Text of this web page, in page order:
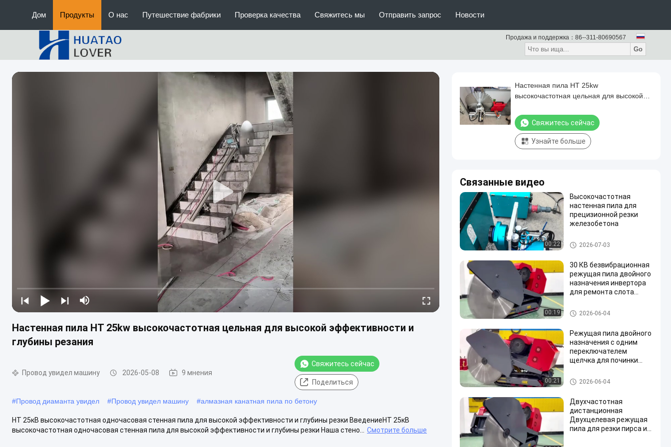
Дом Продукты О нас Путешествие фабрики Проверка качества Свяжитесь мы Отправить запрос Новости
Продажа и поддержка： 86--311-80690567
Go
Настенная пила HT 25kw высокочастотная цельная для высокой эффективности и
глубины резания
Провод увидел машину 2026-05-08 9 мнения
Свяжитесь сейчас
Поделиться
#Провод диаманта увидел #Провод увидел машину #алмазная канатная пила по бетону
HT 25кВ высокочастотная одночасовая стенная пила для высокой эффективности и глубины резки ВведениеHT 25кВ
высокочастотная одночасовая стенная пила для высокой эффективности и глубины резки Наша стено...
Смотрите больше
Настенная пила HT 25kw
высокочастотная цельная для высокой
Свяжитесь сейчас
Узнайте больше
Связанные видео
00:22
Высокочастотная
настенная пила для
прецизионной резки
железобетона
Провод увидел машину
2026-07-03
00:19
30 КВ безвибрационная
режущая пила двойного
назначения инвертора
для ремонта слота
Провод увидел машину
2026-06-04
00:21
Режущая пила двойного
назначения с одним
переключателем
щелчка для починки
Провод увидел машину
2026-06-04
Двухчастотная
дистанционная
Двухцелевая режущая
пила для резки пирса и